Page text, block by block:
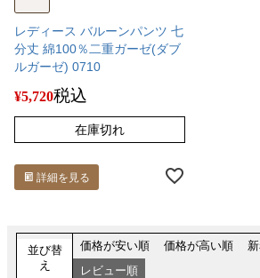
レディース バルーンパンツ 七
分丈 綿100％二重ガーゼ(ダブ
ルガーゼ) 0710
¥5,720税込
在庫切れ
詳細を見る
並び替
え
価格が安い順 価格が高い順
レビュー順